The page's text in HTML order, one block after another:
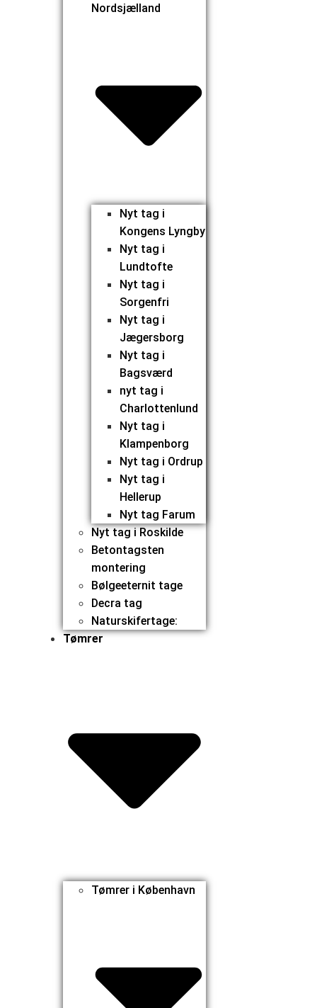
Nordsjælland
Nyt tag i
Kongens Lyngby
Nyt tag i
Lundtofte
Nyt tag i
Sorgenfri
Nyt tag i
Jægersborg
Nyt tag i
Bagsværd
nyt tag i
Charlottenlund
Nyt tag i
Klampenborg
Nyt tag i Ordrup
Nyt tag i
Hellerup
Nyt tag Farum
Nyt tag i Roskilde
Betontagsten
montering
Bølgeeternit tage
Decra tag
Naturskifertage:
Tømrer
Tømrer i København